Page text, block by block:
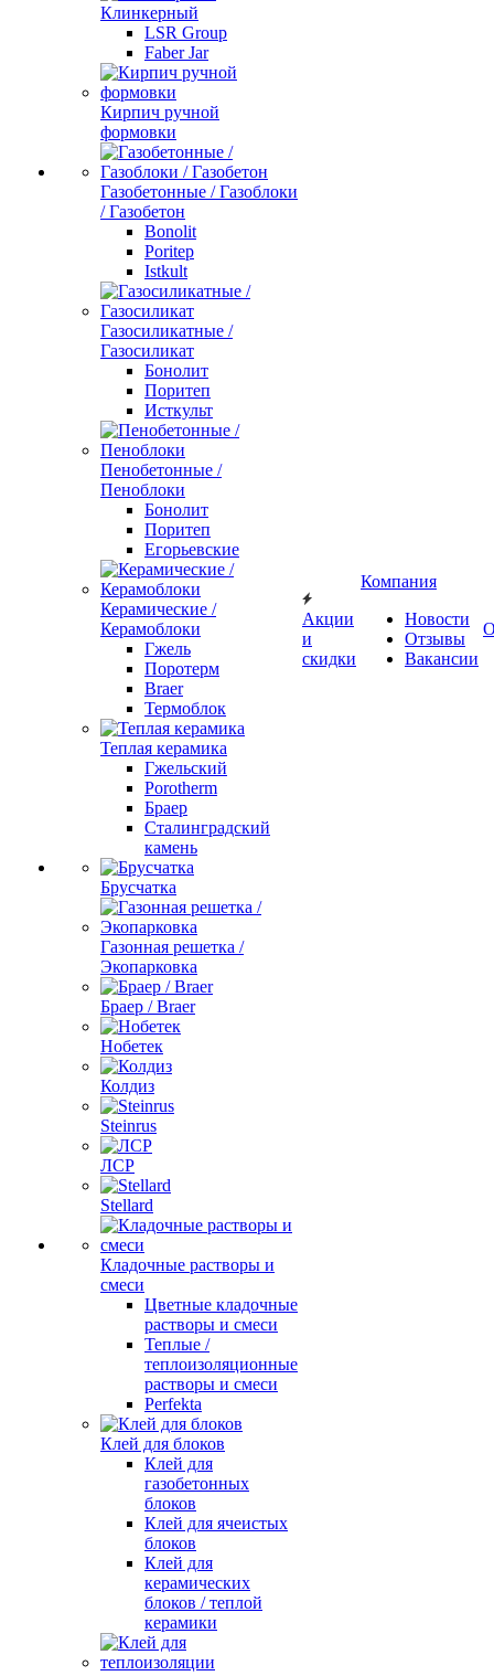
Клинкерный
LSR Group
Faber Jar
Кирпич ручной
формовки
Газобетонные / Газоблоки
/ Газобетон
Bonolit
Poritep
Istkult
Газосиликатные /
Газосиликат
Бонолит
Поритеп
Исткульт
Пенобетонные /
Пеноблоки
Бонолит
Поритеп
Егорьевские
Керамические /
Керамоблоки
Гжель
Поротерм
Braer
Термоблок
Теплая керамика
Гжельский
Porotherm
Браер
Сталинградский
камень
Брусчатка
Газонная решетка /
Экопарковка
Браер / Braer
Нобетек
Колдиз
Steinrus
ЛСР
Stellard
Кладочные растворы и
смеси
Цветные кладочные
растворы и смеси
Теплые /
теплоизоляционные
растворы и смеси
Perfekta
Клей для блоков
Клей для
газобетонных
блоков
Клей для ячеистых
блоков
Клей для
керамических
блоков / теплой
керамики
Акции
и
скидки
Компания
Новости
Отзывы
Вакансии